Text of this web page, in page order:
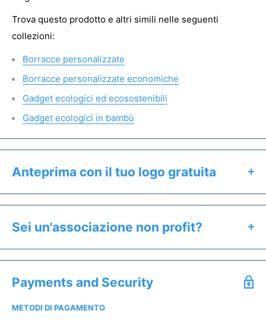
Trova questo prodotto e altri simili nelle seguenti
collezioni:
Borracce personalizzate
Borracce personalizzate economiche
Gadget ecologici ed ecosostenibili
Gadget ecologici in bambù
Anteprima con il tuo logo gratuita
Clicca il pulsante "Preventivo & Anteprima" per:
Calcolare il prezzo esatto del prodotto
Salvare un preventivo
Acquistare campioni senza stampa
Sei un'associazione non profit?
Se sei un'associazione non profit hai diritto a prezzi
Terzo Settore.
Per registrare la tua associazione clicca
Payments and Security
METODI DI PAGAMENTO